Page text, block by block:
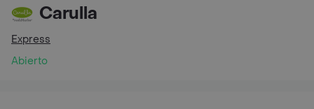
Carulla
Express
Abierto